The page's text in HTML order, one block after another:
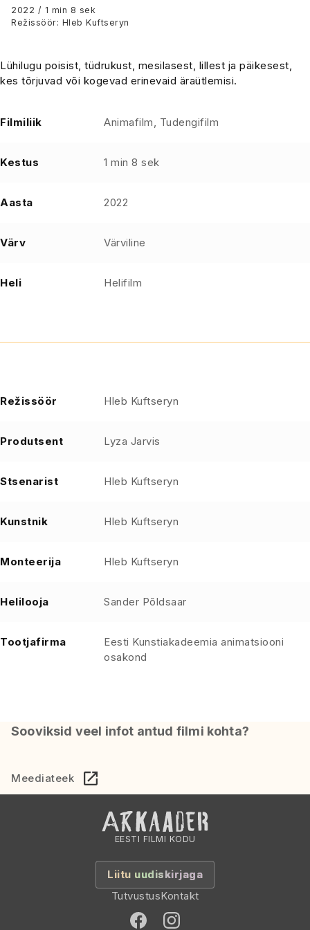
2022 / 1 min 8 sek
Režissöör: Hleb Kuftseryn
Lühilugu poisist, tüdrukust, mesilasest, lillest ja päikesest,
kes tõrjuvad või kogevad erinevaid äraütlemisi.
Filmiliik Animafilm, Tudengifilm
Kestus 1 min 8 sek
Aasta 2022
Värv Värviline
Heli Helifilm
Režissöör Hleb Kuftseryn
Produtsent Lyza Jarvis
Stsenarist Hleb Kuftseryn
Kunstnik Hleb Kuftseryn
Monteerija Hleb Kuftseryn
Helilooja Sander Põldsaar
Tootjafirma
Eesti Kunstiakadeemia animatsiooni
osakond
Sooviksid veel infot antud filmi kohta?
Meediateek
EESTI FILMI KODU
Liitu uudiskirjaga
TutvustusKontakt